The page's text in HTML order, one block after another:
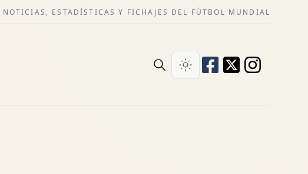
NOTICIAS, ESTADÍSTICAS Y FICHAJES DEL FÚTBOL MUNDIAL